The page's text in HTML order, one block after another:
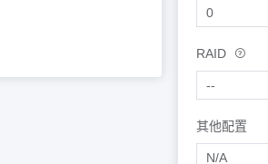
RAID
其他配置